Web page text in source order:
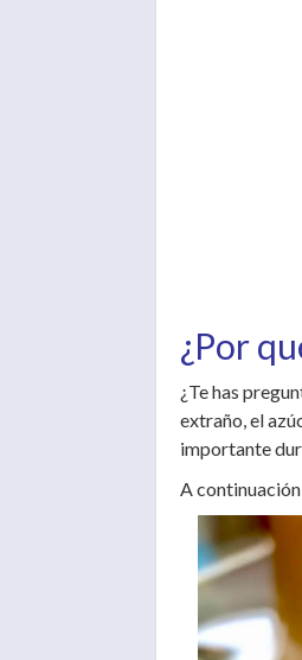
¿Por
¿Te has
extraño, el
importante
A